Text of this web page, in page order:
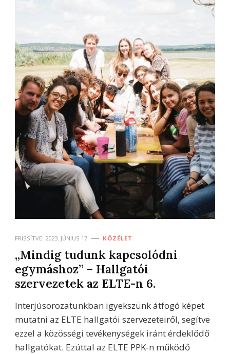
FRISSÍTVE: 2023. JÚNIUS 17. KÖZÉLET
„Mindig tudunk kapcsolódni
egymáshoz” – Hallgatói
szervezetek az ELTE-n 6.
Interjúsorozatunkban igyekszünk átfogó képet
mutatni az ELTE hallgatói szervezeteiről, segítve
ezzel a közösségi tevékenységek iránt érdeklődő
hallgatókat. Ezúttal az ELTE PPK-n működő